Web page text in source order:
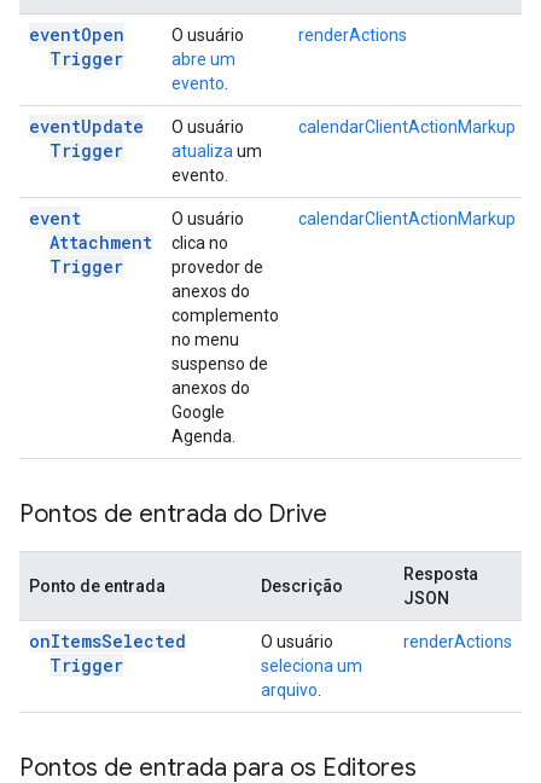
eventOpen
Trigger
O usuário
abre um
evento
renderActions
eventUpdate
Trigger
O usuário
atualiza um
evento.
calendarClientActionMarkup
event
Attachment
Trigger
O usuário
clica no
provedor de
anexos do
complemento
no menu
suspenso de
anexos do
Google
Agenda.
calendarClientActionMarkup
Pontos de entrada do Drive
Ponto de entrada Descrição
Resposta
JSON
onItemsSelected
Trigger
O usuário
seleciona um
arquivo
renderActions
Pontos de entrada para os Editores